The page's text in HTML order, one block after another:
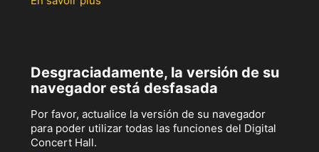
Desgraciadamente, la versión de su
navegador está desfasada
Por favor, actualice la versión de su navegador
para poder utilizar todas las funciones del Digital
Concert Hall.